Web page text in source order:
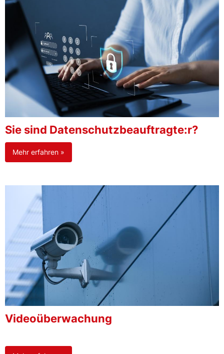
Sie sind Datenschutzbeauftragte:r?
Mehr erfahren »
Videoüberwachung